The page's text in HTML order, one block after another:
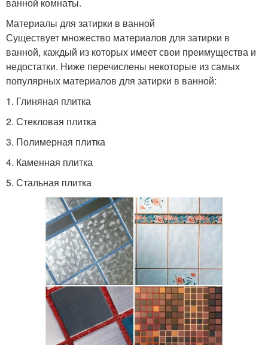
Материалы для затирки в ванной
Существует множество материалов для затирки в
ванной, каждый из которых имеет свои преимущества и
недостатки. Ниже перечислены некоторые из самых
популярных материалов для затирки в ванной:
1. Глиняная плитка
2. Стекловая плитка
3. Полимерная плитка
4. Каменная плитка
5. Стальная плитка